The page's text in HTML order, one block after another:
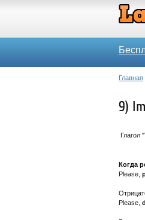
Главная
9)
Глагол "
Когда
Please,
Please,